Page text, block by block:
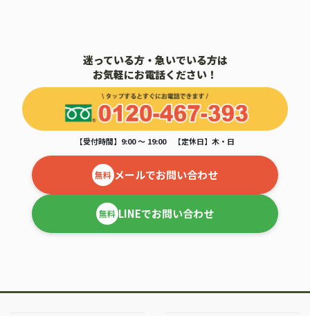
迷っている方・急いでいる方は
お気軽にお電話ください！
【受付時間】9:00 ～ 19:00 【定休日】木・日
無料 メールでお問い合わせ
無料 LINEでお問い合わせ